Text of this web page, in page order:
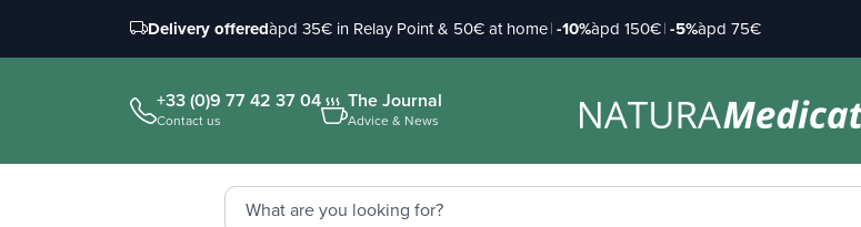
Delivery offeredàpd 35€ in Relay Point & 50€ at home|-10%àpd 150€|-5%àpd 75€
+33 (0)9 77 42 37 04
Contact us
The Journal
Advice & News